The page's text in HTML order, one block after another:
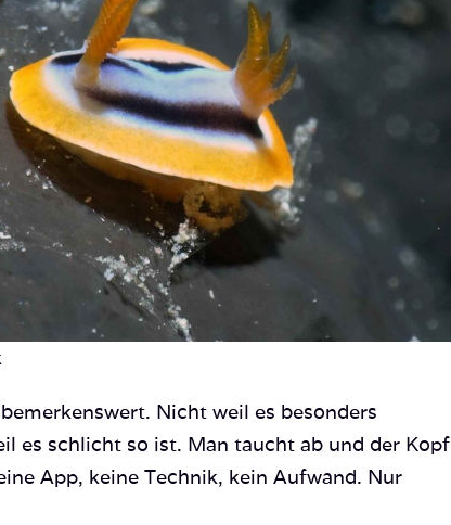
Nicht weil es besonders
es schlicht so ist. Man taucht ab und der Kopf
App, keine Technik, kein Aufwand. Nur